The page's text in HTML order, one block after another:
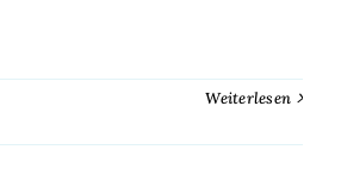
Weiterlesen